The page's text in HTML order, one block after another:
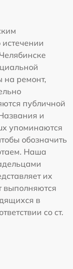
на ремонт,
публичной
и
упоминаются
обозначить
Наша
их
выполняются
в
со ст.